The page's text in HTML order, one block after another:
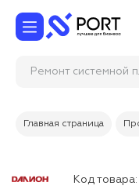
Ремонт системной
Главная страница
Код товара: